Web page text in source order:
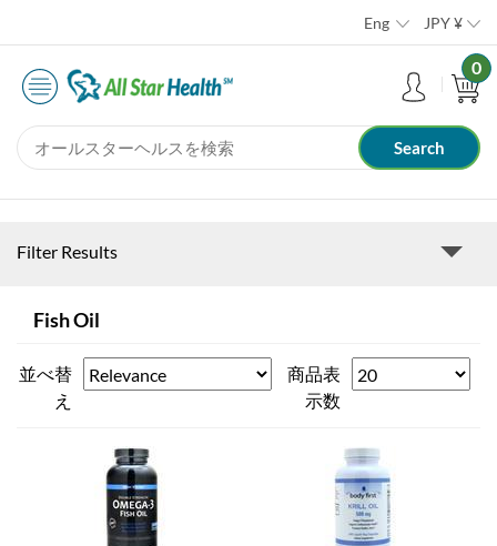
Eng JPY¥
0
Filter Results
Fish Oil
並べ替
え
商品表
示数